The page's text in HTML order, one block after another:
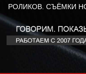
РОЛИКОВ. СЪЁМКИ